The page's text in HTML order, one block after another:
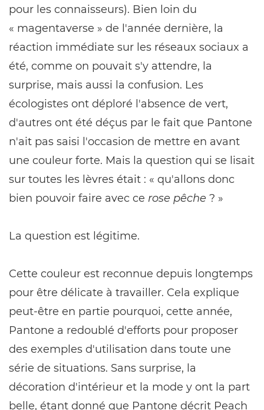
pour les connaisseurs). Bien loin du
« magentaverse » de l'année dernière, la
réaction immédiate sur les réseaux sociaux a
été, comme on pouvait s'y attendre, la
surprise, mais aussi la confusion. Les
écologistes ont déploré l'absence de vert,
d'autres ont été déçus par le fait que Pantone
n'ait pas saisi l'occasion de mettre en avant
une couleur forte. Mais la question qui se lisait
sur toutes les lèvres était : « qu'allons donc
bien pouvoir faire avec ce rose pêche ? »
La question est légitime.
Cette couleur est reconnue depuis longtemps
pour être délicate à travailler. Cela explique
peut-être en partie pourquoi, cette année,
Pantone a redoublé d'efforts pour proposer
des exemples d'utilisation dans toute une
série de situations. Sans surprise, la
décoration d'intérieur et la mode y ont la part
belle, étant donné que Pantone décrit Peach